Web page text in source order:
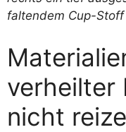
verheilter
nicht